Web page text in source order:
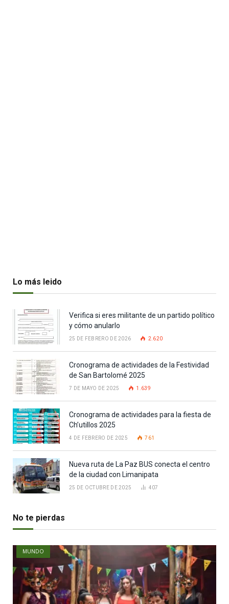
Lo más leido
Verifica si eres militante de un partido político
y cómo anularlo
25 DE FEBRERO DE 2026 2.620
Cronograma de actividades de la Festividad
de San Bartolomé 2025
7 DE MAYO DE 2025 1.639
Cronograma de actividades para la fiesta de
Ch’utillos 2025
4 DE FEBRERO DE 2025 761
Nueva ruta de La Paz BUS conecta el centro
de la ciudad con Limanipata
25 DE OCTUBRE DE 2025 407
No te pierdas
MUNDO